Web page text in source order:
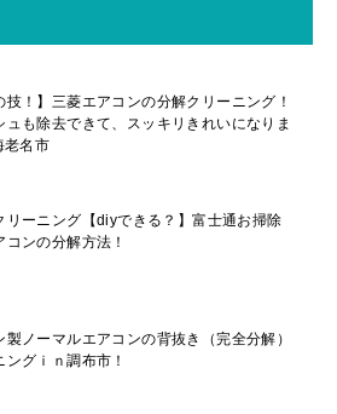
技！】三菱エアコンの分解クリーニング！
ュも除去できて、スッキリきれいになりま
老名市
リーニング【diyできる？】富士通お掃除
コンの分解方法！
製ノーマルエアコンの背抜き（完全分解）
ングｉｎ調布市！